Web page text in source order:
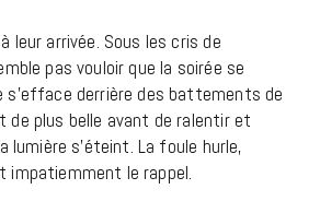
leur arrivée. Sous les cris de
pas vouloir que la soirée se
s’efface derrière des battements de
de plus belle avant de ralentir et
lumière s’éteint. La foule hurle,
impatiemment le rappel.